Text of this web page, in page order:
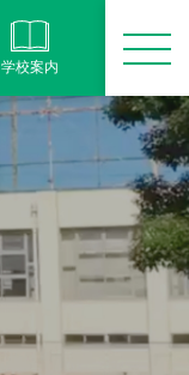
学校案内